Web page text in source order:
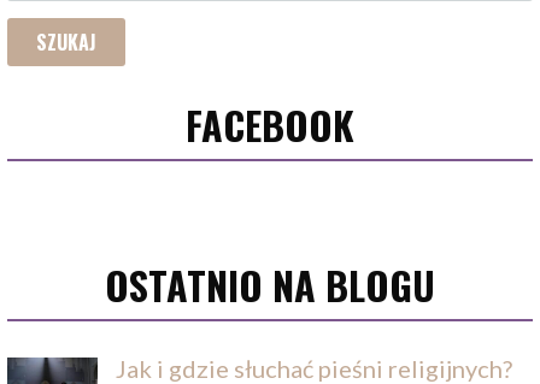
FACEBOOK
OSTATNIO NA BLOGU
Jak i gdzie słuchać pieśni religijnych?